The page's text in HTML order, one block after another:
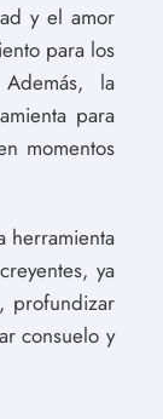
y el amor
para los
la
para
momentos
herramienta
ya
profundizar
consuelo y